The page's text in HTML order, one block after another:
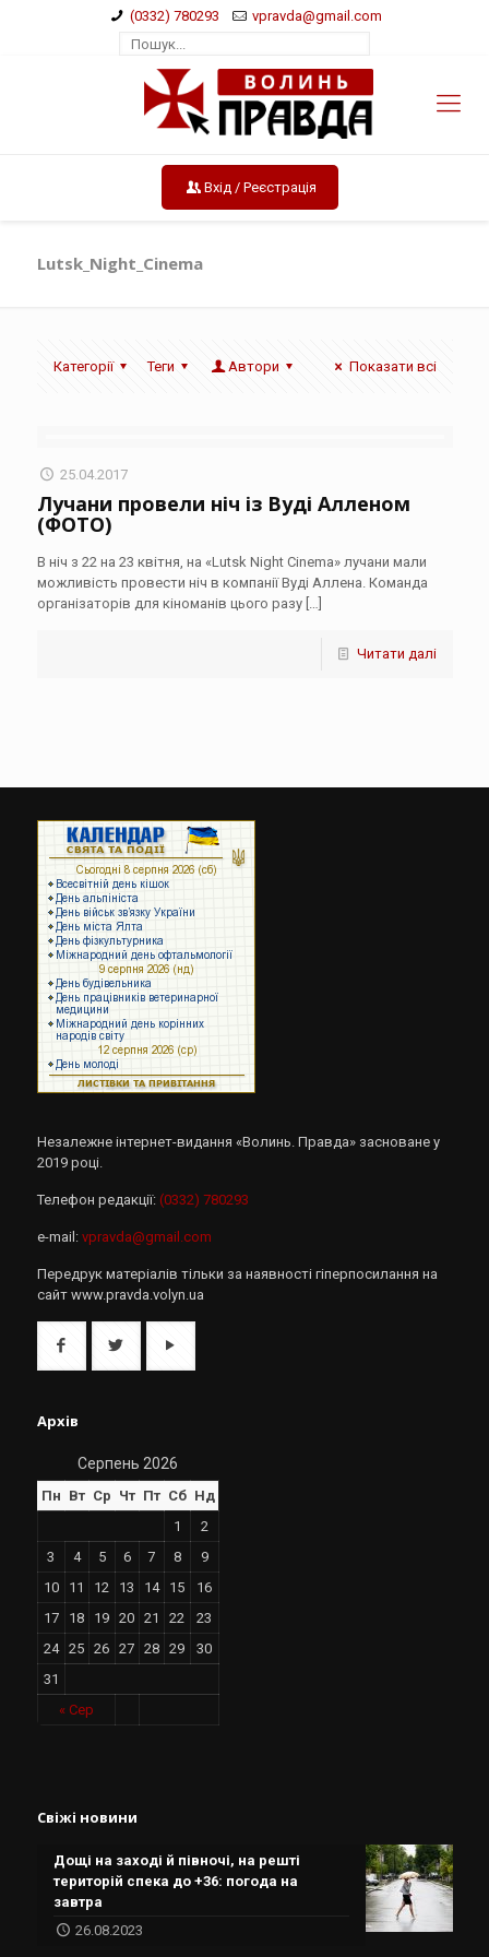
(0332) 780293 vpravda@gmail.com
Вхід / Реєстрація
Lutsk_Night_Cinema
Категорії Теги Автори Показати всі
25.04.2017
Лучани провели ніч із Вуді Алленом
(ФОТО)
В ніч з 22 на 23 квітня, на «Lutsk Night Cinema» лучани мали
можливість провести ніч в компанії Вуді Аллена. Команда
організаторів для кіноманів цього разу[…]
Читати далі
Незалежне інтернет-видання «Волинь. Правда» засноване у
2019 році.
Телефон редакції: (0332) 780293
e-mail: vpravda@gmail.com
Передрук матеріалів тільки за наявності гіперпосилання на
сайт www.pravda.volyn.ua
Архів
Серпень 2026
Пн Вт Ср Чт Пт Сб Нд
« Сер
1
2
3
4 5 6 7 8
9
10
11 12 13 14 15
16
17
18 19 20 21 22
23
24
25 26 27 28 29
30
31
Свіжі новини
Дощі на заході й півночі, на решті
територій спека до +36: погода на
завтра
26.08.2023